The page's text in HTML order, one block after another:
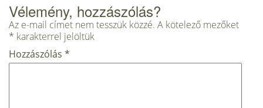
Vélemény, hozzászólás?
Az e-mail címet nem tesszük közzé. A kötelező mezőket
* karakterrel jelöltük
Hozzászólás *